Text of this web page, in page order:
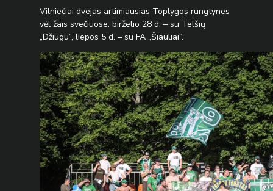
Vilniečiai dvejas artimiausias Toplygos rungtynes
vėl žais svečiuose: birželio 28 d. – su Telšių
„Džiugu“, liepos 5 d. – su FA „Šiauliai“.